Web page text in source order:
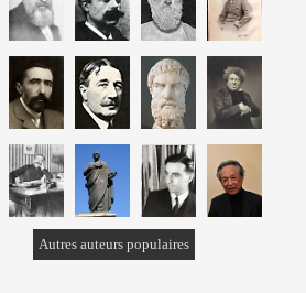
Autres auteurs populaires